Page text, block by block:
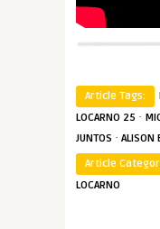
Article Tags:
LOCARNO 25 ·
JUNTOS · ALISON
Article
LOCARNO